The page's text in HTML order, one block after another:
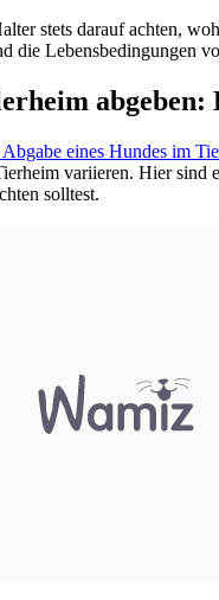
stets darauf achten,
die Lebensbedingungen
abgeben:
eines Hundes im
variieren. Hier sind
solltest.